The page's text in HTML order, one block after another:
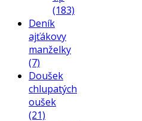
(183)
Deník
ajťákovy
manželky
(7)
Doušek
chlupatých
oušek
(21)